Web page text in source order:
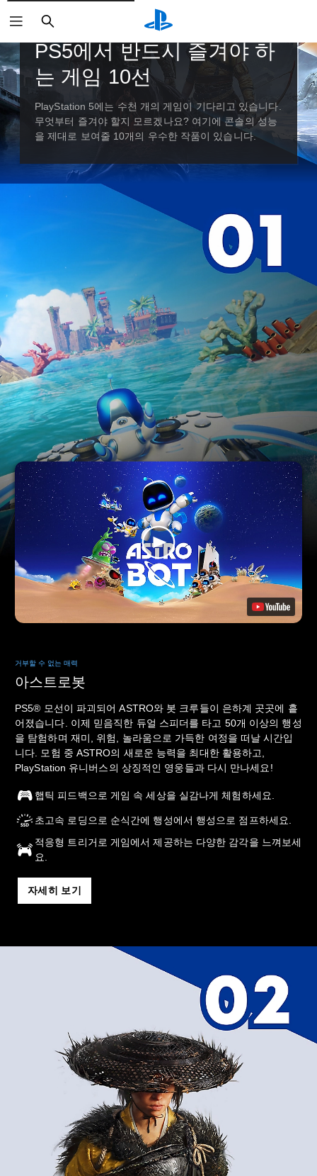
검
색
가이드 및 사설
PS5에서 반드시 즐겨야 하
는 게임 10선
PlayStation 5에는 수천 개의 게임이 기다리고 있습니다.
무엇부터 즐겨야 할지 모르겠나요? 여기에 콘솔의 성능
을 제대로 보여줄 10개의 우수한 작품이 있습니다.
거부할 수 없는 매력
아스트로봇
PS5® 모선이 파괴되어 ASTRO와 봇 크루들이 은하계 곳곳에 흩
어졌습니다. 이제 믿음직한 듀얼 스피더를 타고 50개 이상의 행성
을 탐험하며 재미, 위험, 놀라움으로 가득한 여정을 떠날 시간입
니다. 모험 중 ASTRO의 새로운 능력을 최대한 활용하고,
PlayStation 유니버스의 상징적인 영웅들과 다시 만나세요!
햅틱 피드백으로 게임 속 세상을 실감나게 체험하세요.
초고속 로딩으로 순식간에 행성에서 행성으로 점프하세요.
적응형 트리거로 게임에서 제공하는 다양한 감각을 느껴보세
요.
자세히 보기